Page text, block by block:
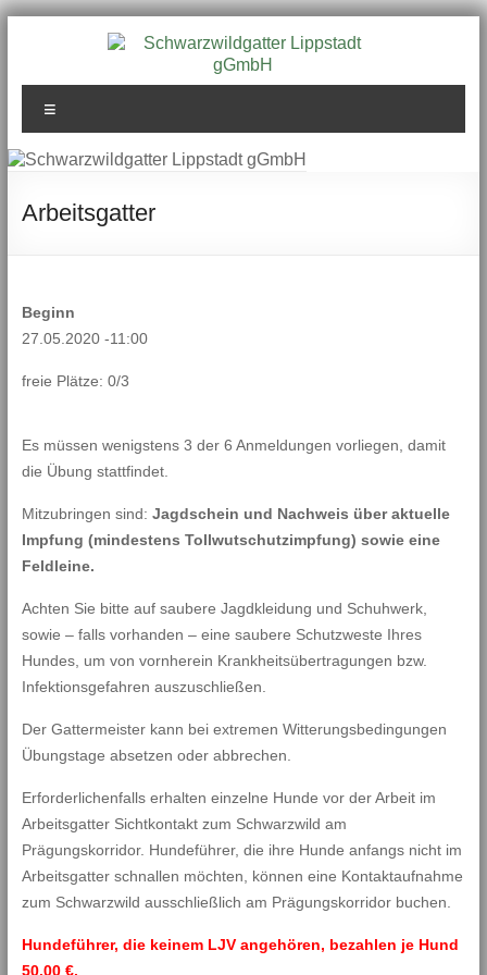
Schwarzwildgatter
Lippstadt gGmbH
Arbeitsgatter
Beginn
27.05.2020 -11:00
freie Plätze: 0/3
Es müssen wenigstens 3 der 6 Anmeldungen vorliegen, damit
die Übung stattfindet.
Mitzubringen sind: Jagdschein und Nachweis über aktuelle
Impfung (mindestens Tollwutschutzimpfung) sowie eine
Feldleine.
Achten Sie bitte auf saubere Jagdkleidung und Schuhwerk,
sowie – falls vorhanden – eine saubere Schutzweste Ihres
Hundes, um von vornherein Krankheitsübertragungen bzw.
Infektionsgefahren auszuschließen.
Der Gattermeister kann bei extremen Witterungsbedingungen
Übungstage absetzen oder abbrechen.
Erforderlichenfalls erhalten einzelne Hunde vor der Arbeit im
Arbeitsgatter Sichtkontakt zum Schwarzwild am
Prägungskorridor. Hundeführer, die ihre Hunde anfangs nicht im
Arbeitsgatter schnallen möchten, können eine Kontaktaufnahme
zum Schwarzwild ausschließlich am Prägungskorridor buchen.
Hundeführer, die keinem LJV angehören, bezahlen je Hund
50,00 €.